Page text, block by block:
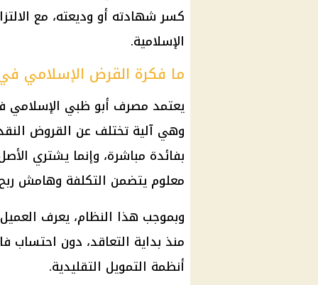
كسر شهادته أو وديعته، مع
الإسلامية.
ما فكرة القرض الإسلامي
يعتمد مصرف أبو ظبي الإسلامي
وهي آلية تختلف عن القروض
بفائدة مباشرة، وإنما يشتري
معلوم يتضمن التكلفة وهامش
وبموجب هذا النظام، يعرف
منذ بداية التعاقد، دون
أنظمة التمويل التقليدية.